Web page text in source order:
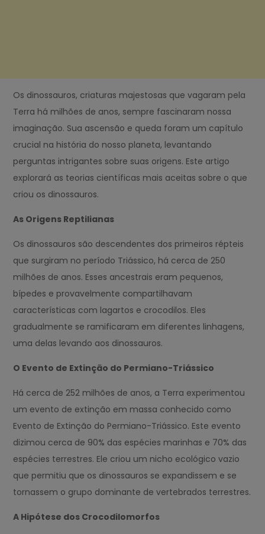
Os dinossauros, criaturas majestosas que vagaram pela
Terra há milhões de anos, sempre fascinaram nossa
imaginação. Sua ascensão e queda foram um capítulo
crucial na história do nosso planeta, levantando
perguntas intrigantes sobre suas origens. Este artigo
explorará as teorias científicas mais aceitas sobre o que
criou os dinossauros.
As Origens Reptilianas
Os dinossauros são descendentes dos primeiros répteis
que surgiram no período Triássico, há cerca de 250
milhões de anos. Esses ancestrais eram pequenos,
bípedes e provavelmente compartilhavam
características com lagartos e crocodilos. Eles
gradualmente se ramificaram em diferentes linhagens,
uma delas levando aos dinossauros.
O Evento de Extinção do Permiano-Triássico
Há cerca de 252 milhões de anos, a Terra experimentou
um evento de extinção em massa conhecido como
Evento de Extinção do Permiano-Triássico. Este evento
dizimou cerca de 90% das espécies marinhas e 70% das
espécies terrestres. Ele criou um nicho ecológico vazio
que permitiu que os dinossauros se expandissem e se
tornassem o grupo dominante de vertebrados terrestres.
A Hipótese dos Crocodilomorfos